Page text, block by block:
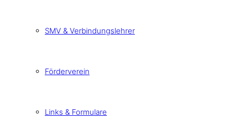
SMV & Verbindungslehrer
Förderverein
Links & Formulare